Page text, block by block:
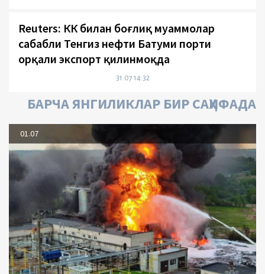
Reuters: КҚК билан боғлиқ муаммолар
сабабли Тенгиз нефти Батуми порти
орқали экспорт қилинмоқда
31.07 14:32
БАРЧА ЯНГИЛИКЛАР БИР САҲИФАДА
01.07